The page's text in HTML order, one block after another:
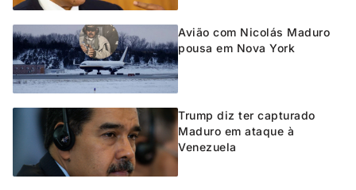
Avião com Nicolás Maduro
pousa em Nova York
Trump diz ter capturado
Maduro em ataque à
Venezuela